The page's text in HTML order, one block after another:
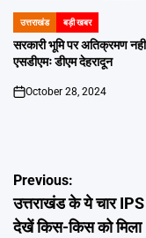
POSTED
IN
उत्तराखंड बड़ी खबर
सरकारी भूमि पर अतिक्रमण नही
एसडीएमः डीएम देहरादून
on
October 28, 2024
Post
navigation
Previous:
उत्तराखंड के ये चार
देखें किस-किस को मिला